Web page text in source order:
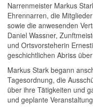
Narrenmeister Markus
Ehrennarren, die
sowie die anwesenden
Daniel Wassner,
und Ortsvorsteherin
geschichtlichen Abriss
Markus Stark begann
Tagesordnung, die
über ihre Tätigkeiten und
und geplante